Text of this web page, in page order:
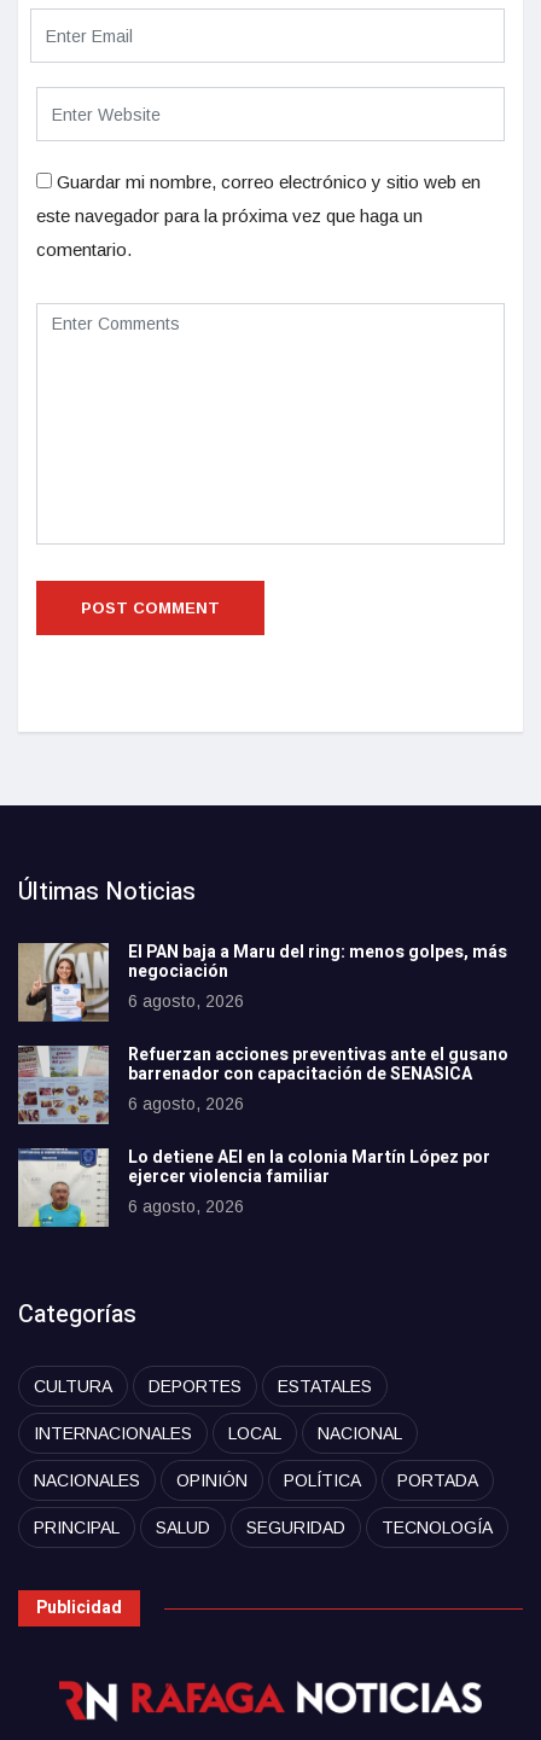
Guardar mi nombre, correo electrónico y sitio web en
este navegador para la próxima vez que haga un
comentario.
Últimas Noticias
El PAN baja a Maru del ring: menos golpes, más
negociación
6 agosto, 2026
Refuerzan acciones preventivas ante el gusano
barrenador con capacitación de SENASICA
6 agosto, 2026
Lo detiene AEI en la colonia Martín López por
ejercer violencia familiar
6 agosto, 2026
Categorías
CULTURA DEPORTES ESTATALES
INTERNACIONALES LOCAL NACIONAL
NACIONALES OPINIÓN POLÍTICA PORTADA
PRINCIPAL SALUD SEGURIDAD TECNOLOGÍA
Publicidad